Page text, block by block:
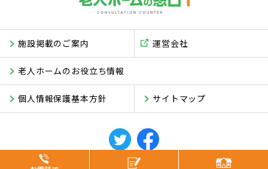
施設掲載のご案内
老人ホームのお役立ち情報
サイトマップ
運営会社
個人情報保護基本方針